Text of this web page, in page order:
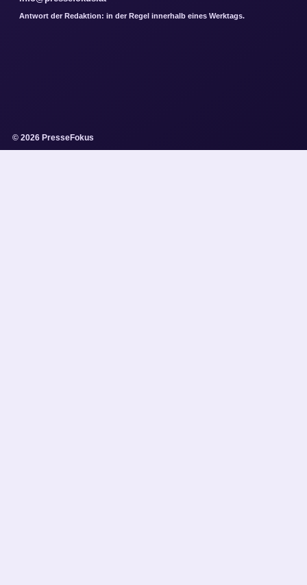
Antwort der Redaktion: in der Regel innerhalb eines Werktags.
© 2026 PresseFokus